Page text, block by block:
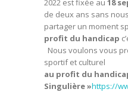
2022 est fixée au 18
de deux ans sans
partager un moment
profit du handicap
Nous voulons vous
sportif et culturel
au profit du
Singulière »https://